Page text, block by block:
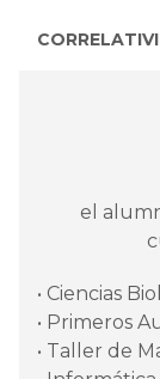
el
• Ciencias
• Primeros
• Taller de